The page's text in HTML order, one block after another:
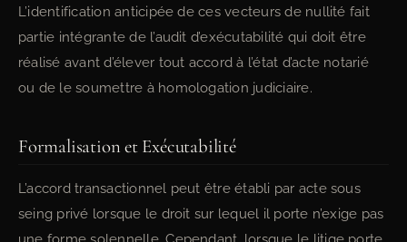
L’identification anticipée de ces vecteurs de nullité fait
partie intégrante de l’audit d’exécutabilité qui doit être
réalisé avant d’élever tout accord à l’état d’acte notarié
ou de le soumettre à homologation judiciaire.
Formalisation et Exécutabilité
L’accord transactionnel peut être établi par acte sous
seing privé lorsque le droit sur lequel il porte n’exige pas